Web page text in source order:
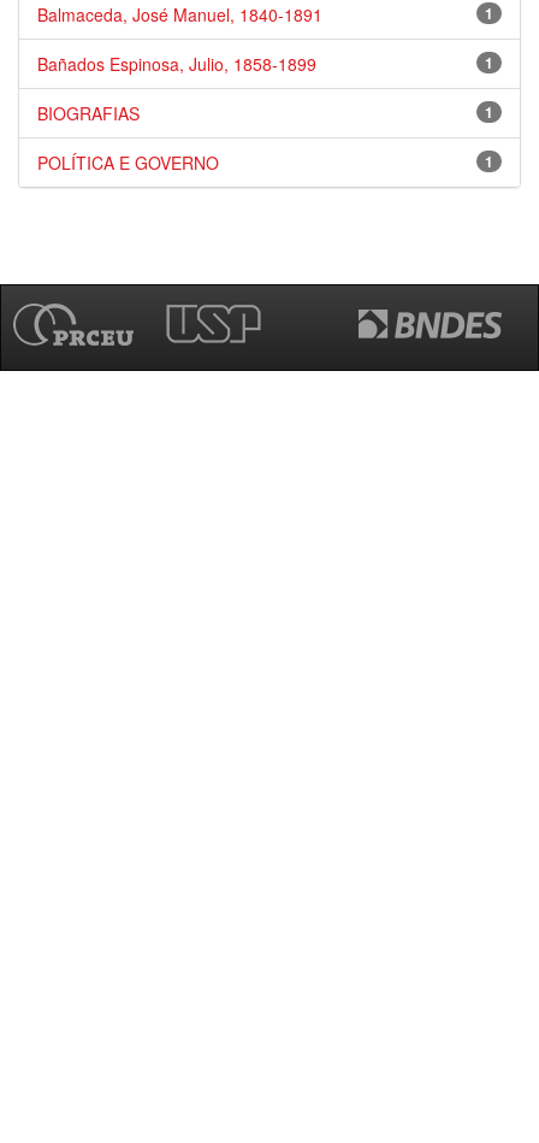
1
Balmaceda, José Manuel, 1840-1891
1
Bañados Espinosa, Julio, 1858-1899
1
BIOGRAFIAS
1
POLÍTICA E GOVERNO